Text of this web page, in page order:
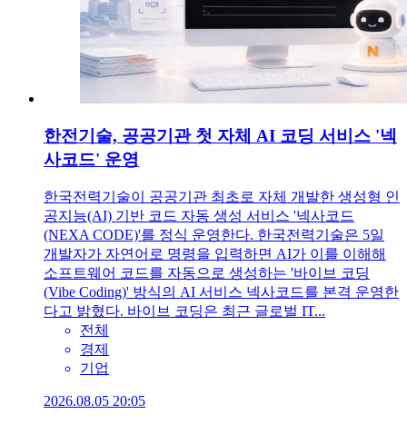
한전기술, 공공기관 첫 자체 AI 코딩 서비스 '넥
사코드' 운영
한국전력기술이 공공기관 최초로 자체 개발한 생성형 인
공지능(AI) 기반 코드 자동 생성 서비스 '넥사코드
(NEXA CODE)'를 정식 운영한다. 한국전력기술은 5일
개발자가 자연어로 명령을 입력하면 AI가 이를 이해해
소프트웨어 코드를 자동으로 생성하는 '바이브 코딩
(Vibe Coding)' 방식의 AI 서비스 넥사코드를 본격 운영한
다고 밝혔다. 바이브 코딩은 최근 글로벌 IT...
전체
경제
기업
2026.08.05 20:05